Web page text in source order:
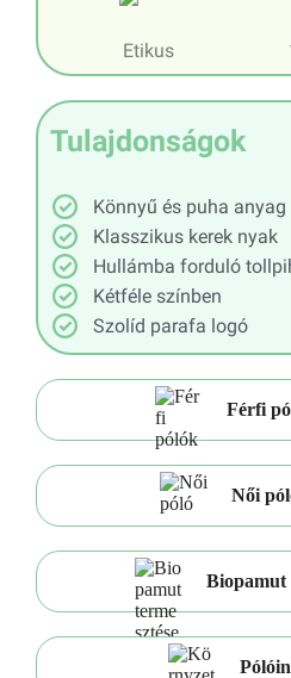
Etikus
Tulajdonságok
Könnyű és puha anyag
Klasszikus kerek nyak
Hullámba forduló
Kétféle színben
Szolíd parafa logó
Férfi
Női
Biopamut